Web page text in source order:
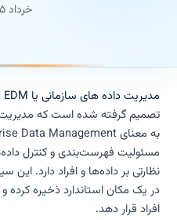
خرداد ۱۵, ۱۴۰۲
مدیریت داده های سازمانی یا EDM چیست؟
مسئولیت فهرست‌بندی و کنترل
نظارتی بر داده‌ها و افراد دارد.
در یک مکان استاندارد ذخیره کرده و
افراد قرار دهد.